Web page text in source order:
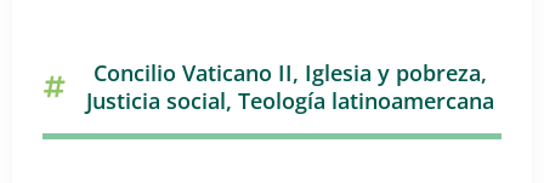
Concilio Vaticano II, Iglesia y pobreza,
Justicia social, Teología latinoamercana